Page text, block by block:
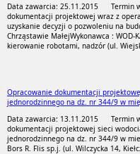
Data zawarcia: 25.11.2015 Termin
dokumentacji projektowej wraz z
uzyskanie decyzji o pozwoleniu na
Chrząstawie MałejWykonawca : WOD-
kierowanie robotami, nadzór (ul.
Opracowanie dokumentacji
jednorodzinnego na dz. nr 344/9 w
Data zawarcia: 13.11.2015 Termin
dokumentacji projektowej sieci
jednorodzinnego na dz. nr 344/9 w
Bors R. Flis sp.j. (ul. Wilczycka 14,